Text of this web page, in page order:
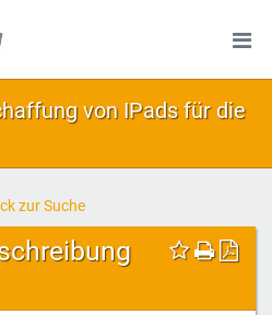
von IPads für die
zur Suche